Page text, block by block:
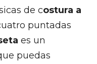
de costura a
puntadas
es un
puedas